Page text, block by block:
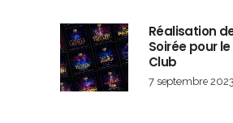
Réalisation
Soirée pour
Club
7 septembre 2023